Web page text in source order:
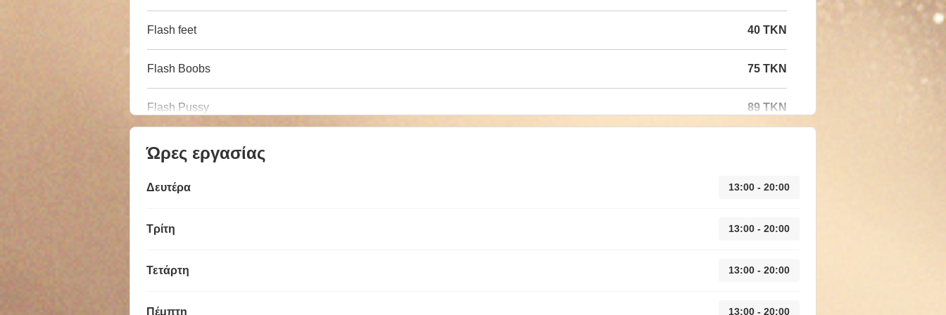
Flash feet 40 TKN
Flash Boobs 75 TKN
Flash Pussy 89 TKN
Ώρες εργασίας
Δευτέρα 13:00 - 20:00
Τρίτη 13:00 - 20:00
Τετάρτη 13:00 - 20:00
Πέμπτη 13:00 - 20:00